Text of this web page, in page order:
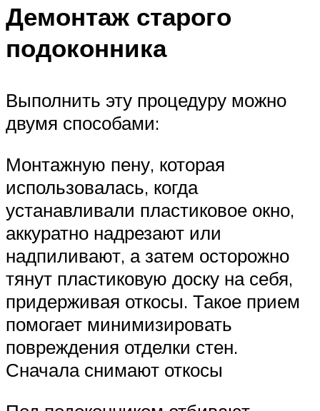
Демонтаж старого
подоконника
Выполнить эту процедуру можно
двумя способами:
Монтажную пену, которая
использовалась, когда
устанавливали пластиковое окно,
аккуратно надрезают или
надпиливают, а затем осторожно
тянут пластиковую доску на себя,
придерживая откосы. Такое прием
помогает минимизировать
повреждения отделки стен.
Сначала снимают откосы